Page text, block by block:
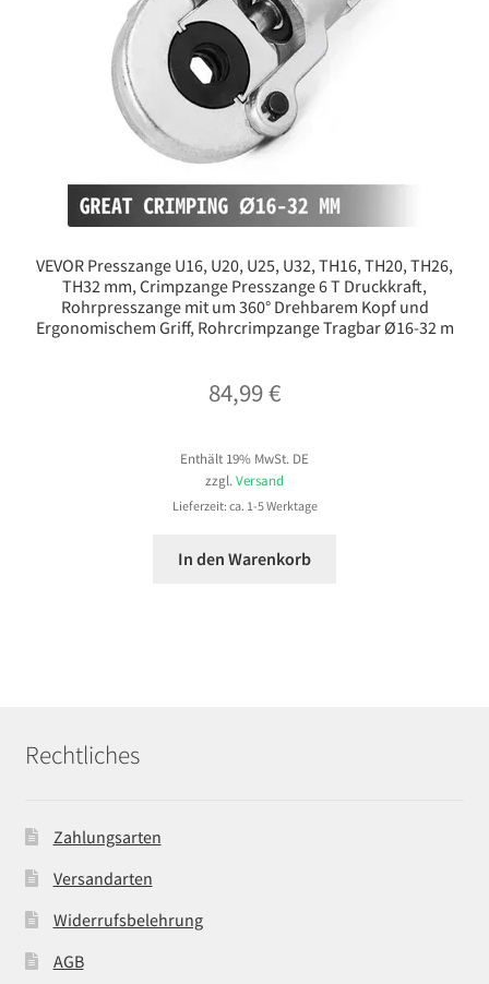
VEVOR Presszange U16, U20, U25, U32, TH16, TH20, TH26,
TH32 mm, Crimpzange Presszange 6 T Druckkraft,
Rohrpresszange mit um 360° Drehbarem Kopf und
Ergonomischem Griff, Rohrcrimpzange Tragbar Ø16-32 m
84,99€
Enthält 19% MwSt. DE
zzgl. Versand
Lieferzeit: ca. 1-5 Werktage
In den Warenkorb
Rechtliches
Zahlungsarten
Versandarten
Widerrufsbelehrung
AGB